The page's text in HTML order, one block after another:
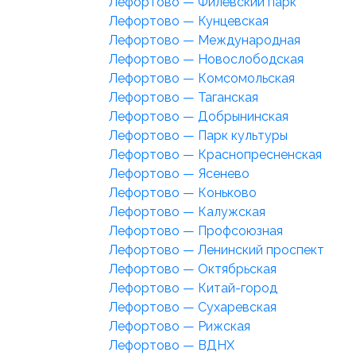
Лефортово — Кунцевская
Лефортово — Международная
Лефортово — Новослободская
Лефортово — Комсомольская
Лефортово — Таганская
Лефортово — Добрынинская
Лефортово — Парк культуры
Лефортово — Краснопресненская
Лефортово — Ясенево
Лефортово — Коньково
Лефортово — Калужская
Лефортово — Профсоюзная
Лефортово — Ленинский проспект
Лефортово — Октябрьская
Лефортово — Китай-город
Лефортово — Сухаревская
Лефортово — Рижская
Лефортово — ВДНХ